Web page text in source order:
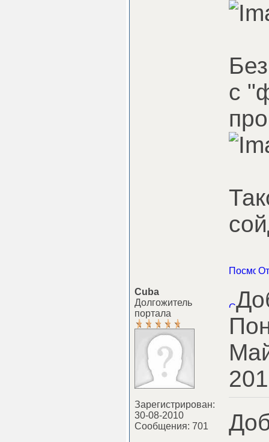
с
Cuba
Долгожитель
портала
Зарегистрирован:
30-08-2010
Сообщения: 701